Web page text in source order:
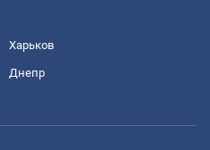
Харьков
Днепр